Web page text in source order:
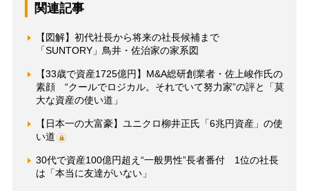
関連記事
【図解】初代社長から将来の社長候補まで
「SUNTORY」鳥井・佐治家の家系図
【33歳で資産1725億円】M&A総研創業者・佐上峻作氏の
素顔 “クールでロジカル。それでいて努力家”の評と「莫
大な資産の使い道」
【日本一の大富豪】ユニクロ柳井正氏「6兆円資産」の使
い道
30代で資産100億円超え“一般男性”長者番付 1位の社長
は「本当に友達がいない」